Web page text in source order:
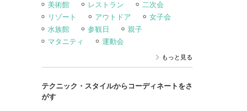
美術館
レストラン
二次会
リゾート
アウトドア
女子会
水族館
参観日
親子
マタニティ
運動会
もっと見る
テクニック・スタイルからコーディネートをさ
がす